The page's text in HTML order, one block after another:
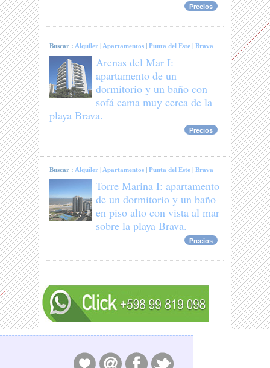
Precios
Buscar : Alquiler | Apartamentos |Punta del Este |Brava
Arenas del Mar I:
apartamento de un
dormitorio y un baño con
sofá cama muy cerca de la
playa Brava.
Precios
Buscar : Alquiler | Apartamentos |Punta del Este |Brava
Torre Marina I: apartamento
de un dormitorio y un baño
en piso alto con vista al mar
sobre la playa Brava.
Precios